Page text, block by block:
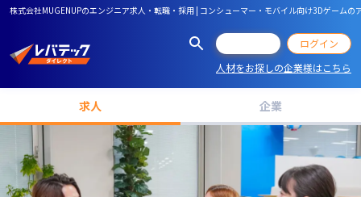
株式会社MUGENUPのエンジニア求人・転職・採用 | コンシューマー・モバイル向け3Dゲーム
ログイン
人材をお探しの企業様はこちら
求人 企業